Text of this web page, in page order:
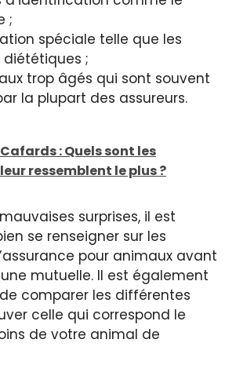
;
spéciale telle que les
;
trop âgés qui sont souvent
la plupart des assureurs.
Cafards : Quels sont les
ressemblent le plus ?
surprises, il est
se renseigner sur les
pour animaux avant
mutuelle. Il est également
comparer les différentes
celle qui correspond le
de votre animal de